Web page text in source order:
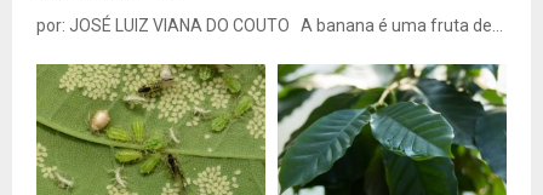
por: JOSÉ LUIZ VIANA DO COUTO A banana é uma fruta de...